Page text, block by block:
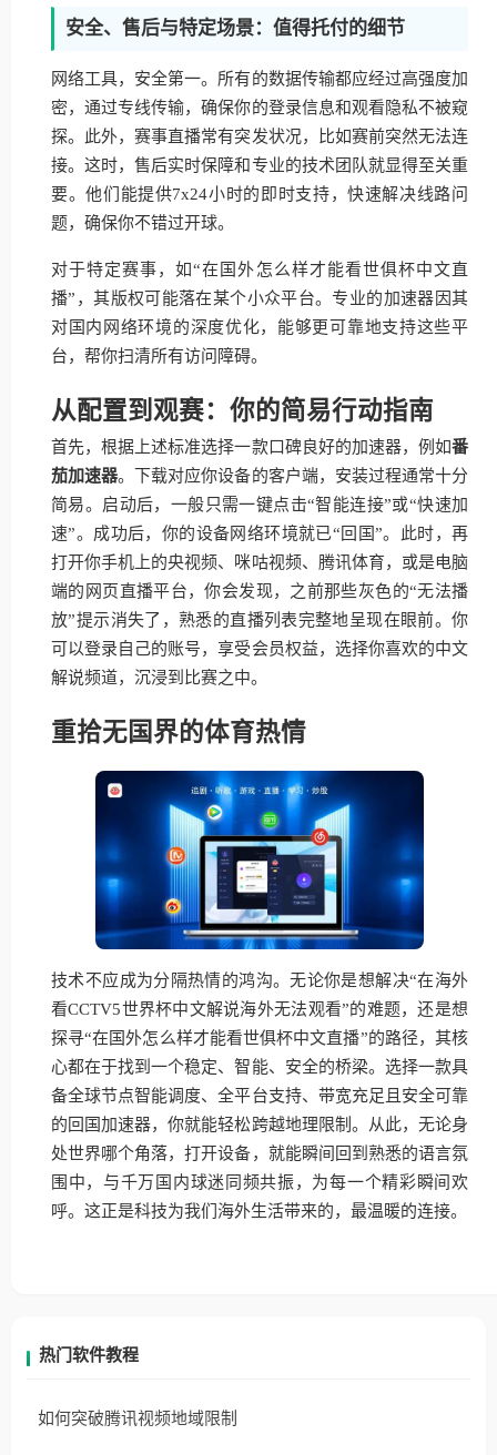
安全、售后与特定场景：值得托付的细节
网络工具，安全第一。所有的数据传输都应经过高强度加
密，通过专线传输，确保你的登录信息和观看隐私不被窥
探。此外，赛事直播常有突发状况，比如赛前突然无法连
接。这时，售后实时保障和专业的技术团队就显得至关重
要。他们能提供7x24小时的即时支持，快速解决线路问
题，确保你不错过开球。
对于特定赛事，如“在国外怎么样才能看世俱杯中文直
播”，其版权可能落在某个小众平台。专业的加速器因其
对国内网络环境的深度优化，能够更可靠地支持这些平
台，帮你扫清所有访问障碍。
从配置到观赛：你的简易行动指南
首先，根据上述标准选择一款口碑良好的加速器，例如番
茄加速器。下载对应你设备的客户端，安装过程通常十分
简易。启动后，一般只需一键点击“智能连接”或“快速加
速”。成功后，你的设备网络环境就已“回国”。此时，再
打开你手机上的央视频、咪咕视频、腾讯体育，或是电脑
端的网页直播平台，你会发现，之前那些灰色的“无法播
放”提示消失了，熟悉的直播列表完整地呈现在眼前。你
可以登录自己的账号，享受会员权益，选择你喜欢的中文
解说频道，沉浸到比赛之中。
重拾无国界的体育热情
技术不应成为分隔热情的鸿沟。无论你是想解决“在海外
看CCTV5世界杯中文解说海外无法观看”的难题，还是想
探寻“在国外怎么样才能看世俱杯中文直播”的路径，其核
心都在于找到一个稳定、智能、安全的桥梁。选择一款具
备全球节点智能调度、全平台支持、带宽充足且安全可靠
的回国加速器，你就能轻松跨越地理限制。从此，无论身
处世界哪个角落，打开设备，就能瞬间回到熟悉的语言氛
围中，与千万国内球迷同频共振，为每一个精彩瞬间欢
呼。这正是科技为我们海外生活带来的，最温暖的连接。
热门软件教程
如何突破腾讯视频地域限制